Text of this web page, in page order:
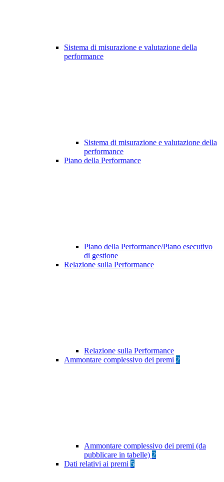
Sistema di misurazione e valutazione della
performance
Sistema di misurazione e valutazione della
performance
Piano della Performance
Piano della Performance/Piano esecutivo
di gestione
Relazione sulla Performance
Relazione sulla Performance
Ammontare complessivo dei premi 2
Ammontare complessivo dei premi (da
pubblicare in tabelle) 2
Dati relativi ai premi 5